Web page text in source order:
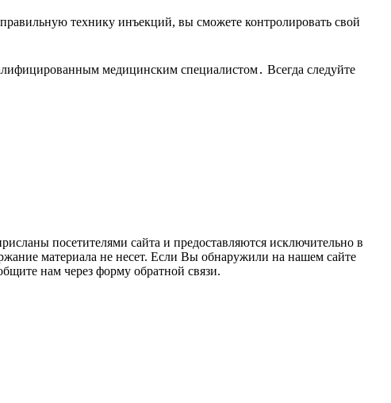
технику инъекций, вы сможете контролировать свой
медицинским специалистом․ Всегда следуйте
посетителями сайта и предоставляются исключительно в
материала не несет. Если Вы обнаружили на нашем сайте
нам через форму обратной связи.